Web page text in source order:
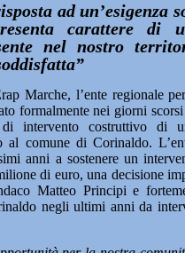
ad un’esigenza
carattere di
nel nostro
Marche, l’ente regionale
formalmente nei giorni
intervento costruttivo di
al comune di Corinaldo.
anni a sostenere un
di euro, una decisione
Matteo Principi e
negli ultimi anni da